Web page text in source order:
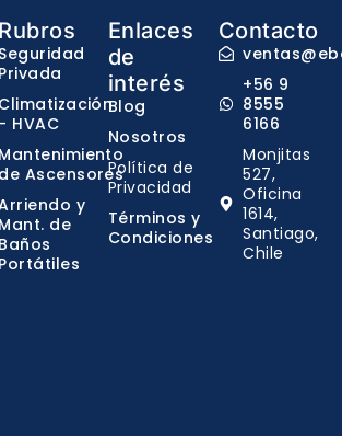
Rubros
Seguridad
Privada
Climatización
- HVAC
Mantenimiento
de Ascensores
y
Mant. de
Baños
Portátiles
Enlaces
de
interés
Blog
Nosotros
Política de
Privacidad
Términos y
Condiciones
Contacto
+56 9
8555
6166
Monjitas
527,
Oficina
1614,
Santiago,
Chile